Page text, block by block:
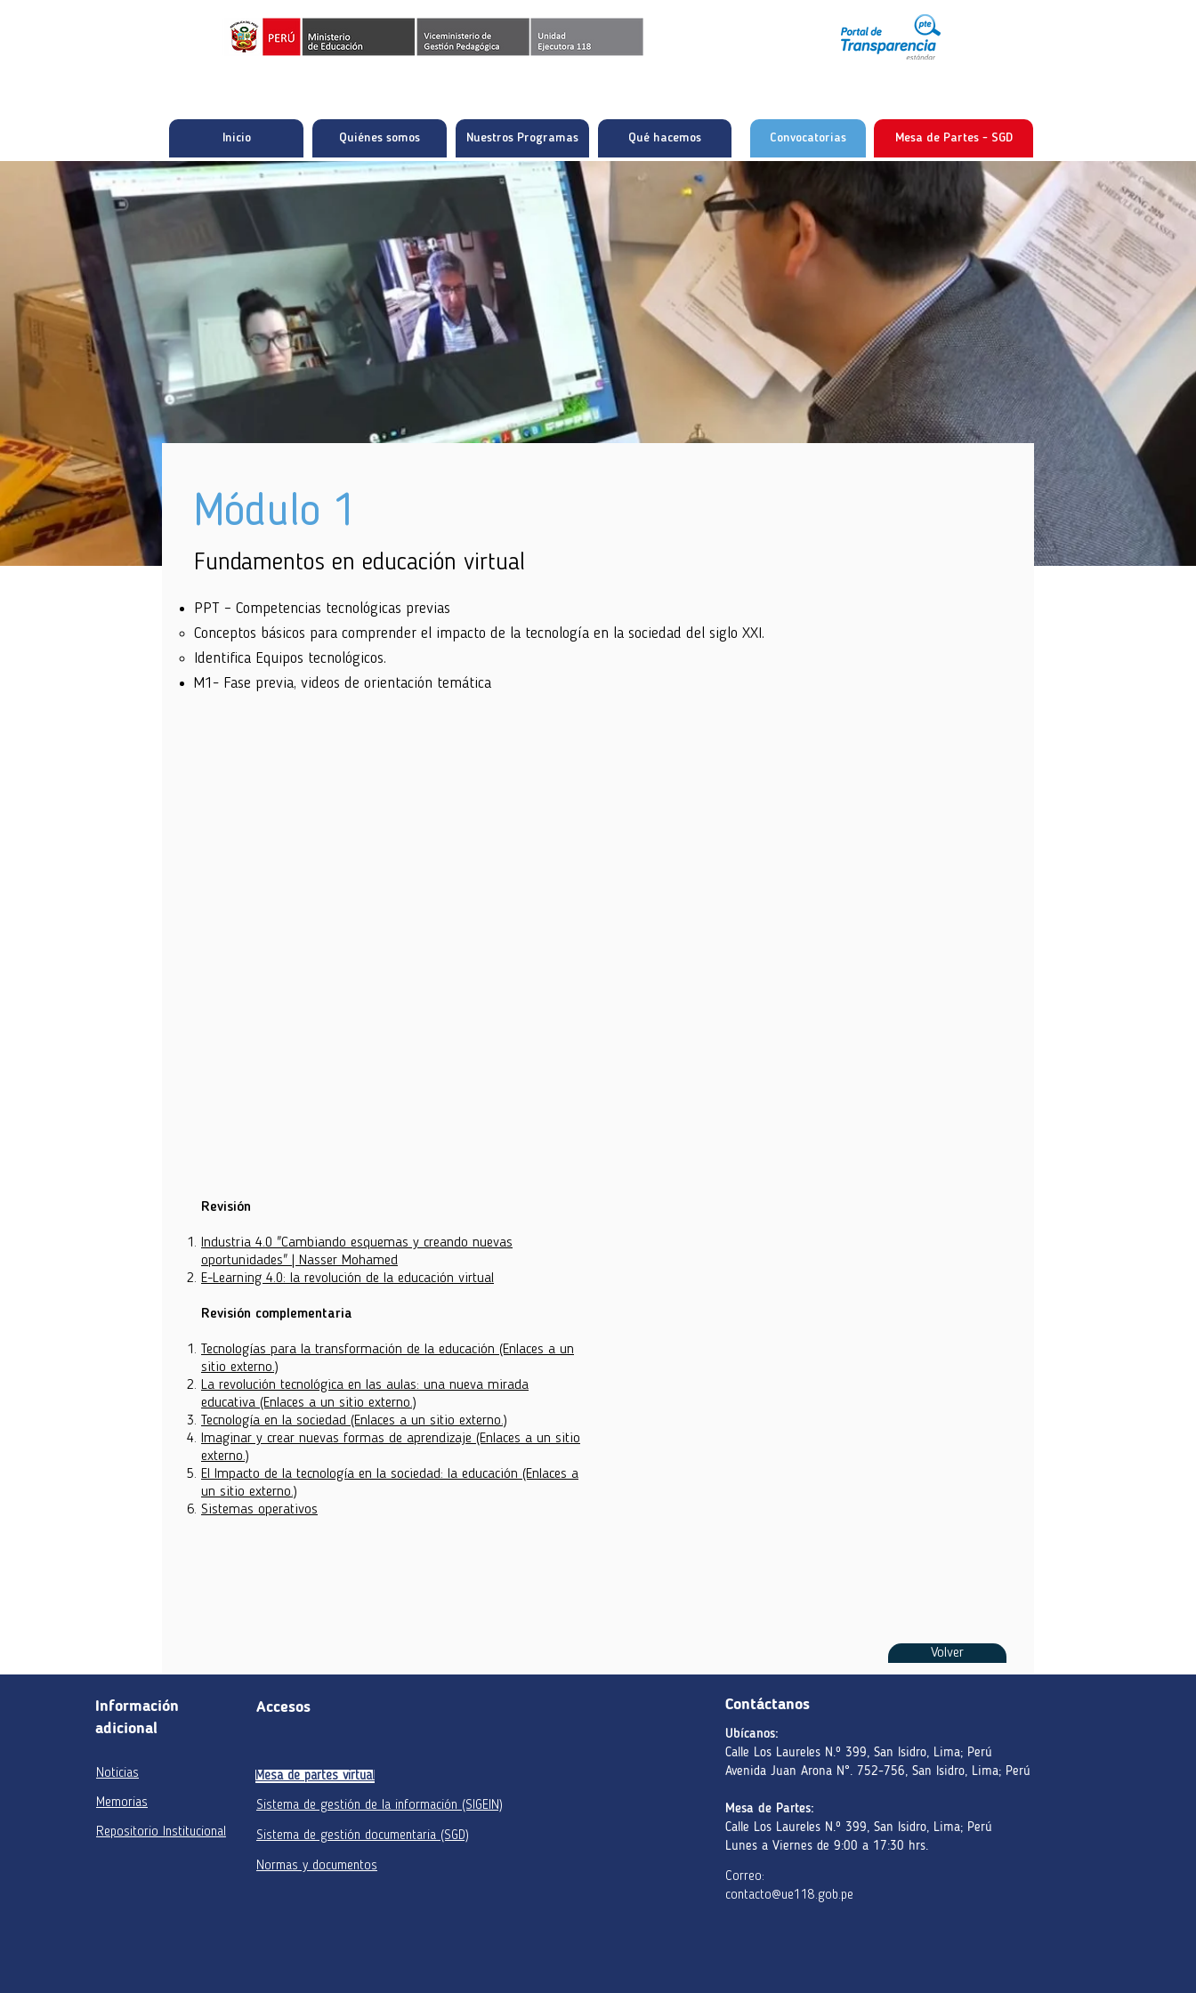
Inicio Quiénes somos Nuestros Programas Qué hacemos Convocatorias Mesa de Partes - SGD
Módulo 1
Fundamentos en educación virtual
PPT – Competencias tecnológicas previas
Conceptos básicos para comprender el impacto de la tecnología en la sociedad del siglo XXI.
Identifica Equipos tecnológicos.
M1- Fase previa, videos de orientación temática
Revisión
Industria 4.0 "Cambiando esquemas y creando nuevas
oportunidades" | Nasser Mohamed
E-Learning 4.0: la revolución de la educación virtual
Revisión complementaria
Tecnologías para la transformación de la educación (Enlaces a un
sitio externo.)
La revolución tecnológica en las aulas: una nueva mirada
educativa (Enlaces a un sitio externo.)
Tecnología en la sociedad (Enlaces a un sitio externo.)
Imaginar y crear nuevas formas de aprendizaje (Enlaces a un sitio
externo.)
El Impacto de la tecnología en la sociedad: la educación (Enlaces a
un sitio externo.)
Sistemas operativos
Volver
Información
adicional
Noticias
Memorias
Repositorio Institucional
Accesos
Mesa de partes virtual
Sistema de gestión de la información (SIGEIN)
Sistema de gestión documentaria (SGD)
Normas y documentos
Contáctanos
Ubícanos:
Calle Los Laureles N.º 399, San Isidro, Lima; Perú
Avenida Juan Arona N°. 752-756, San Isidro, Lima; Perú
Mesa de Partes:
Calle Los Laureles N.º 399, San Isidro, Lima; Perú
Lunes a Viernes de 9:00 a 17:30 hrs.
Correo:
contacto@ue118.gob.pe